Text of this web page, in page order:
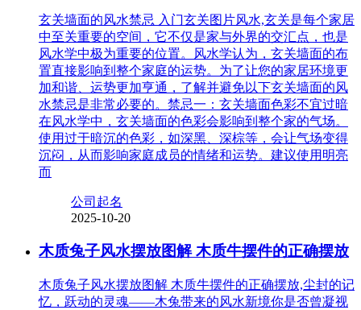
玄关墙面的风水禁忌 入门玄关图片风水,玄关是每个家居
中至关重要的空间，它不仅是家与外界的交汇点，也是
风水学中极为重要的位置。风水学认为，玄关墙面的布
置直接影响到整个家庭的运势。为了让您的家居环境更
加和谐、运势更加亨通，了解并避免以下玄关墙面的风
水禁忌是非常必要的。禁忌一：玄关墙面色彩不宜过暗
在风水学中，玄关墙面的色彩会影响到整个家的气场。
使用过于暗沉的色彩，如深黑、深棕等，会让气场变得
沉闷，从而影响家庭成员的情绪和运势。建议使用明亮
而
公司起名
2025-10-20
木质兔子风水摆放图解 木质牛摆件的正确摆放
木质兔子风水摆放图解 木质牛摆件的正确摆放,尘封的记
忆，跃动的灵魂——木兔带来的风水新境你是否曾凝视